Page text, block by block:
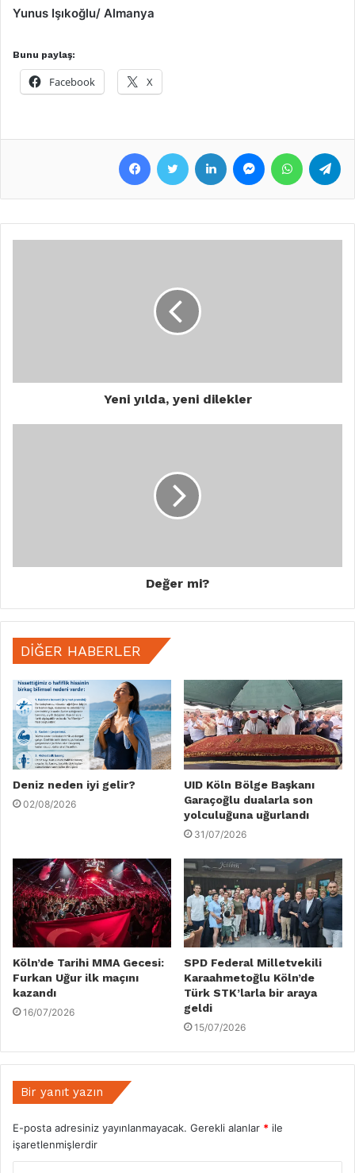
Yunus Işıkoğlu/ Almanya
Bunu paylaş:
Facebook X
Yeni yılda, yeni dilekler
Değer mi?
DIĞER HABERLER
Deniz neden iyi gelir?
02/08/2026
UID Köln Bölge Başkanı
Garaçoğlu dualarla son
yolculuğuna uğurlandı
31/07/2026
Köln’de Tarihi MMA Gecesi:
Furkan Uğur ilk maçını
kazandı
16/07/2026
SPD Federal Milletvekili
Karaahmetoğlu Köln’de
Türk STK’larla bir araya
geldi
15/07/2026
Bir yanıt yazın
E-posta adresiniz yayınlanmayacak. Gerekli alanlar * ile
işaretlenmişlerdir